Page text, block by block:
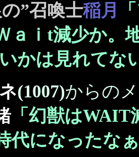
”召喚士稲月
ａｉt減少か。
かは見れてな
(1007)からの
「幻獣は
代になったな